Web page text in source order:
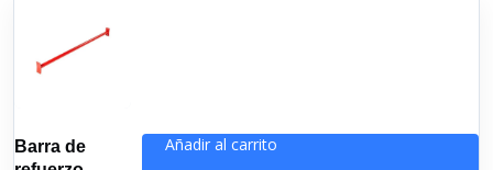
Barra de
Añadir al carrito